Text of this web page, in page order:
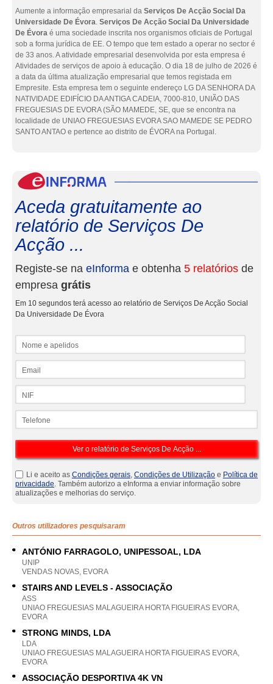
Aumente a informação empresarial da Serviços De Acção Social Da
Universidade De Évora. Serviços De Acção Social Da Universidade
De Évora é uma sociedade inscrita nos organismos oficiais de Portugal
sob a forma jurídica de EE. O tempo que tem estado a operar no sector é
de 33 anos. A atividade empresarial desenvolvida por esta empresa é
Atividades de serviços de apoio à educação. O dia 18 de julho de 2026 é
a data da última atualização empresarial que temos registada em
Empresite. Esta empresa tem o seguinte endereço LG DA SENHORA DA
NATIVIDADE EDIFÍCIO DA ANTIGA CADEIA, 7000-810, UNIÃO DAS
FREGUESIAS DE EVORA (SÃO MAMEDE, SE, que se encontra na
localidade de UNIAO FREGUESIAS EVORA SAO MAMEDE SE PEDRO
SANTO ANTAO e pertence ao distrito de ÉVORA na Portugal.
Aceda gratuitamente ao
relatório de Serviços De
Acção ...
Registe-se na eInforma e obtenha 5 relatórios de
empresa grátis
Em 10 segundos terá acesso ao relatório de Serviços De Acção Social
Da Universidade De Évora
Li e aceito as Condições gerais, Condições de Utilização e Política de
privacidade. Também autorizo a eInforma a enviar informação sobre
atualizações e melhorias do serviço.
Outros utilizadores pesquisaram
ANTÓNIO FARRAGOLO, UNIPESSOAL, LDA
UNIP
VENDAS NOVAS, EVORA
STAIRS AND LEVELS - ASSOCIAÇÃO
ASS
UNIAO FREGUESIAS MALAGUEIRA HORTA FIGUEIRAS EVORA,
EVORA
STRONG MINDS, LDA
LDA
UNIAO FREGUESIAS MALAGUEIRA HORTA FIGUEIRAS EVORA,
EVORA
ASSOCIAÇÃO DESPORTIVA 4K VN